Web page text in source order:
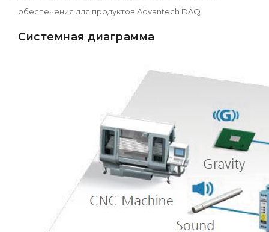
обеспечения для продуктов Advantech DAQ
Системная диаграмма